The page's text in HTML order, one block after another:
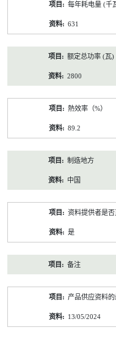
每年耗电量 (千
631
额定总功率 (瓦)
2800
熱效率（%）
89.2
制造地方
中国
资料提供者是
是
备注
产品供应资料
13/05/2024